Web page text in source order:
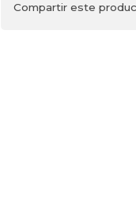
Compartir este